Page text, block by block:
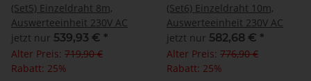
(Set5) Einzeldraht 8m,
Auswerteeinheit 230V AC
jetzt nur 539,93 € *
Alter Preis: 719,90 €
Rabatt: 25%
(Set6) Einzeldraht 10m,
Auswerteeinheit 230V AC
jetzt nur 582,68 € *
Alter Preis: 776,90 €
Rabatt: 25%